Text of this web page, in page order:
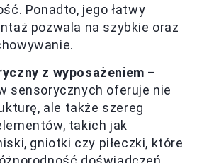
Ponadto, jego łatwy
pozwala na szybkie oraz
z wyposażeniem –
sensorycznych oferuje nie
ale także szereg
takich jak
gniotki czy piłeczki, które